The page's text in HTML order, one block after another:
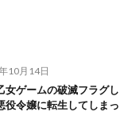
ト
ローラモ
マン
10月14日
女ゲームの破滅フラグし
役令嬢に転生してしまっ